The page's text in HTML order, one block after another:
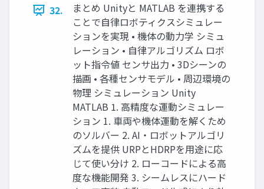
32.
まとめ Unityと MATLAB を連携する
ことで自律ロボティクスシミュレー
ションを実現 • 機体の動力学 シミュ
レーション • 自律アルゴリズム ロボ
ット指令値 センサ出力 • 3Dシーンの
描画 • 各種センサモデル • 周辺環境の
物理 シミュレーション Unity
MATLAB 1. 高精度な運動シミュレー
ション 1. 車両や機体運動を解くため
のソルバー 2. AI・ロボットアルゴリ
ズムを提供 URPとHDRPを用途に応
じて使い分け 2. ローコードによる高
度な機能開発 3. シームレスにハード